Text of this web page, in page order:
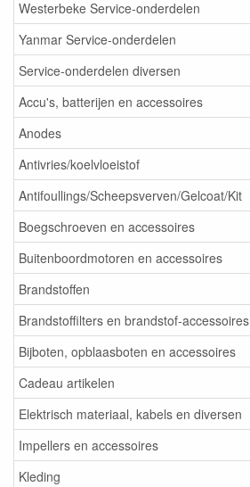
Westerbeke Service-onderdelen
Yanmar Service-onderdelen
Service-onderdelen diversen
Accu's, batterijen en accessoires
Anodes
Antivries/koelvloeistof
Antifoullings/Scheepsverven/Gelcoat/Kit
Boegschroeven en accessoires
Buitenboordmotoren en accessoires
Brandstoffen
Brandstoffilters en brandstof-accessoires
Bijboten, opblaasboten en accessoires
Cadeau artikelen
Elektrisch materiaal, kabels en diversen
Impellers en accessoires
Kleding